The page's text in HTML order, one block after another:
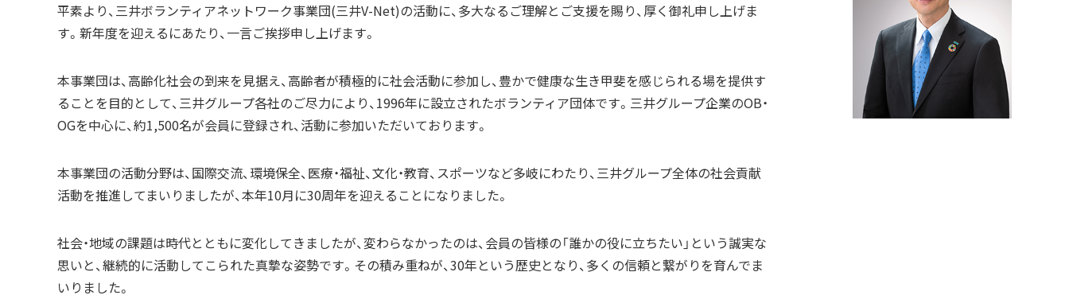
平素より、三井ボランティアネットワーク事業団(三井V-Net)の活動に、多大なるご理解とご支援を賜り、厚く御礼申し上げま
す。新年度を迎えるにあたり、一言ご挨拶申し上げます。
本事業団は、高齢化社会の到来を見据え、高齢者が積極的に社会活動に参加し、豊かで健康な生き甲斐を感じられる場を提供す
ることを目的として、三井グループ各社のご尽力により、1996年に設立されたボランティア団体です。三井グループ企業のOB・
OGを中心に、約1,500名が会員に登録され、活動に参加いただいております。
本事業団の活動分野は、国際交流、環境保全、医療・福祉、文化・教育、スポーツなど多岐にわたり、三井グループ全体の社会貢献
活動を推進してまいりましたが、本年10月に30周年を迎えることになりました。
社会・地域の課題は時代とともに変化してきましたが、変わらなかったのは、会員の皆様の「誰かの役に立ちたい」という誠実な
思いと、継続的に活動してこられた真摯な姿勢です。その積み重ねが、30年という歴史となり、多くの信頼と繋がりを育んでま
いりました。